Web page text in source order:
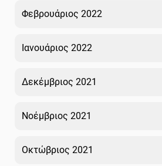
Φεβρουάριος 2022
Ιανουάριος 2022
Δεκέμβριος 2021
Νοέμβριος 2021
Οκτώβριος 2021